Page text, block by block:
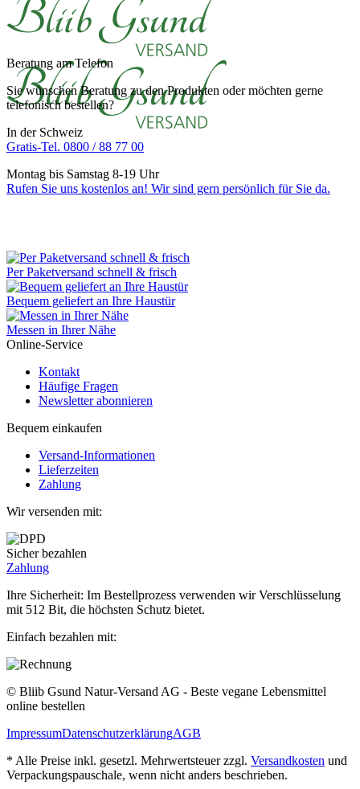
Beratung am Telefon
Sie wünschen Beratung zu den Produkten oder möchten gerne
telefonisch bestellen?
In der Schweiz
Gratis-Tel. 0800 / 88 77 00
Montag bis Samstag 8-19 Uhr
Rufen Sie uns kostenlos an! Wir sind gern persönlich für Sie da.
Per Paketversand schnell & frisch
Bequem geliefert an Ihre Haustür
Messen in Ihrer Nähe
Online-Service
Kontakt
Häufige Fragen
Newsletter abonnieren
Bequem einkaufen
Versand-Informationen
Lieferzeiten
Zahlung
Wir versenden mit:
Sicher bezahlen
Zahlung
Ihre Sicherheit: Im Bestellprozess verwenden wir Verschlüsselung
mit 512 Bit, die höchsten Schutz bietet.
Einfach bezahlen mit:
© Bliib Gsund Natur-Versand AG - Beste vegane Lebensmittel
online bestellen
ImpressumDatenschutzerklärungAGB
* Alle Preise inkl. gesetzl. Mehrwertsteuer zzgl. Versandkosten und
Verpackungspauschale, wenn nicht anders beschrieben.